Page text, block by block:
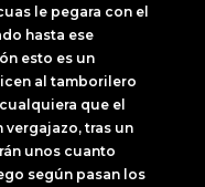
le pegara con el
hasta ese
esto es un
al tamborilero
que el
vergajazo, tras un
unos cuanto
según pasan los